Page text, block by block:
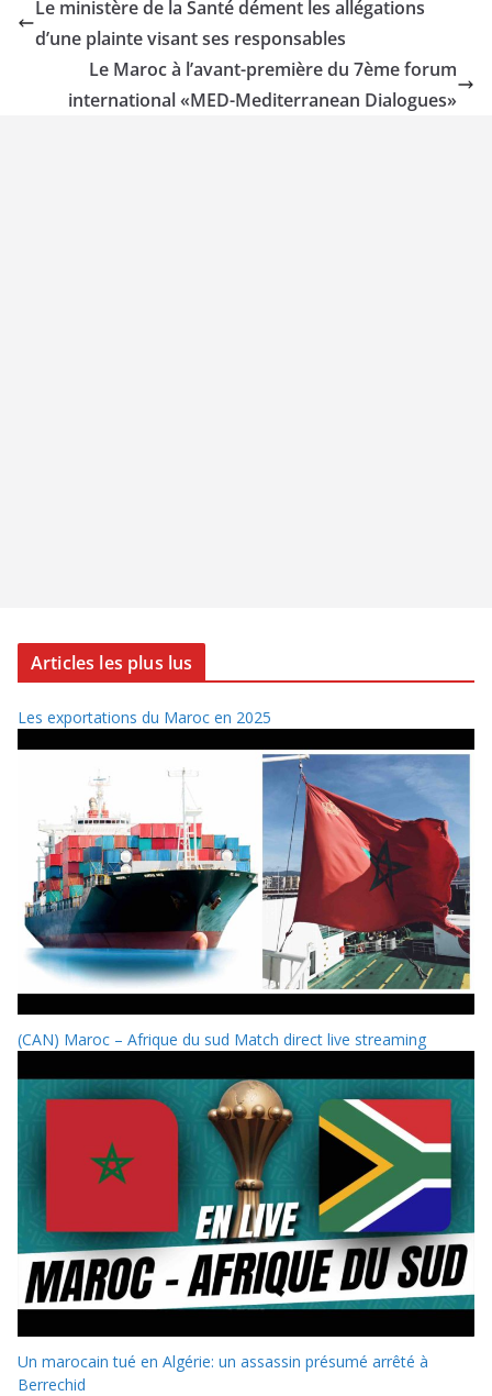
Le ministère de la Santé dément les allégations
d’une plainte visant ses responsables
Le Maroc à l’avant-première du 7ème forum
international «MED-Mediterranean Dialogues»
Articles les plus lus
Les exportations du Maroc en 2025
(CAN) Maroc – Afrique du sud Match direct live streaming
Un marocain tué en Algérie: un assassin présumé arrêté à
Berrechid